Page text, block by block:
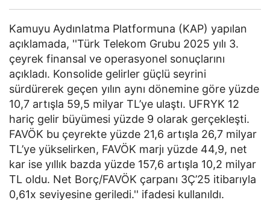
Kamuyu Aydınlatma Platformuna (KAP) yapılan
açıklamada, ''Türk Telekom Grubu 2025 yılı 3.
çeyrek finansal ve operasyonel sonuçlarını
açıkladı. Konsolide gelirler güçlü seyrini
sürdürerek geçen yılın aynı dönemine göre yüzde
10,7 artışla 59,5 milyar TL’ye ulaştı. UFRYK 12
hariç gelir büyümesi yüzde 9 olarak gerçekleşti.
FAVÖK bu çeyrekte yüzde 21,6 artışla 26,7 milyar
TL’ye yükselirken, FAVÖK marjı yüzde 44,9, net
kar ise yıllık bazda yüzde 157,6 artışla 10,2 milyar
TL oldu. Net Borç/FAVÖK çarpanı 3Ç’25 itibarıyla
0,61x seviyesine geriledi.'' ifadesi kullanıldı.